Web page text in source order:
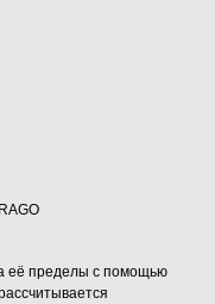
её пределы с помощью